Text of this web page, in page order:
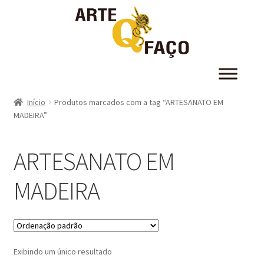
Início
Produtos marcados com a tag “ARTESANATO EM
MADEIRA”
ARTESANATO EM
MADEIRA
Exibindo um único resultado